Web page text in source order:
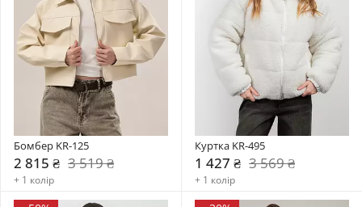
Бомбер KR-125
2 815 ₴ 3 519 ₴
+ 1 колір
Куртка KR-495
1 427 ₴ 3 569 ₴
+ 1 колір